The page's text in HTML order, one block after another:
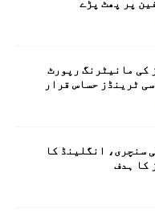
پر پھٹ پڑے
کی مانیٹرنگ رپورٹ
سنچری، انگلینڈ کا